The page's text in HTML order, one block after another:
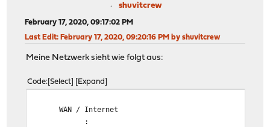
shuvitcrew
February 17, 2020, 09:17:02 PM
Last Edit: February 17, 2020, 09:20:16 PM by shuvitcrew
Meine Netzwerk sieht wie folgt aus:
Code Select Expand
WAN / Internet
: